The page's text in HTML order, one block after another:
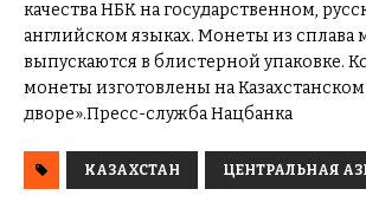
качества НБК на государственном,
английском языках. Монеты из сплава
выпускаются в блистерной упаковке.
монеты изготовлены на
дворе».Пресс-служба Нацбанка
КАЗАХСТАН ЦЕНТРАЛЬНАЯ